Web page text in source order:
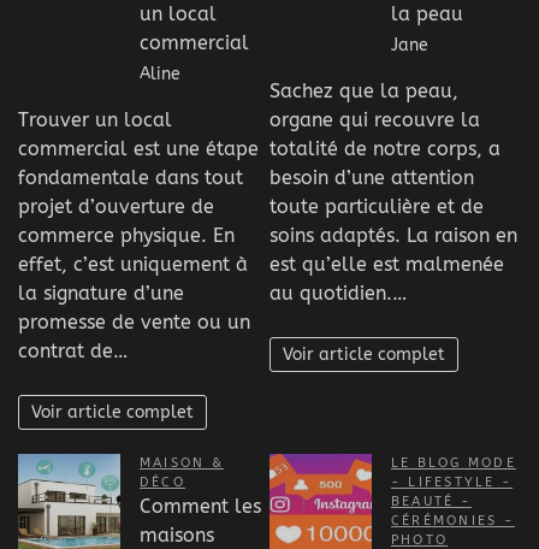
un local
commercial
Aline
Trouver un local
commercial est une étape
fondamentale dans tout
projet d’ouverture de
commerce physique. En
effet, c’est uniquement à
la signature d’une
promesse de vente ou un
contrat de…
Voir article complet
la peau
Jane
Sachez que la peau,
organe qui recouvre la
totalité de notre corps, a
besoin d’une attention
toute particulière et de
soins adaptés. La raison en
est qu’elle est malmenée
au quotidien.…
Voir article complet
MAISON &
DÉCO
Comment les
maisons
LE BLOG MODE
- LIFESTYLE -
BEAUTÉ -
CÉRÉMONIES -
PHOTO